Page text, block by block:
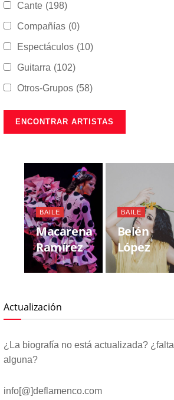
Cante (198)
Compañías (0)
Espectáculos (10)
Guitarra (102)
Otros-Grupos (58)
BAILE
Macarena
Ramírez
BAILE
Belén
López
Actualización
¿La biografía no está actualizada? ¿falta
alguna?
info[@]deflamenco.com